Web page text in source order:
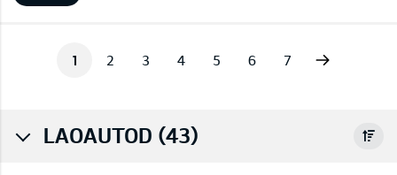
1 2 3 4 5 6 7
LAOAUTOD (43)